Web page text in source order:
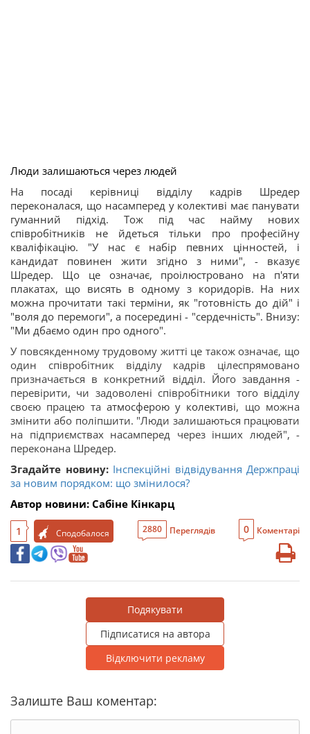
Люди залишаються через людей
На посаді керівниці відділу кадрів Шредер
переконалася, що насамперед у колективі має панувати
гуманний підхід. Тож під час найму нових
співробітників не йдеться тільки про професійну
кваліфікацію. "У нас є набір певних цінностей, і
кандидат повинен жити згідно з ними", - вказує
Шредер. Що це означає, проілюстровано на п'яти
плакатах, що висять в одному з коридорів. На них
можна прочитати такі терміни, як "готовність до дій" і
"воля до перемоги", а посередині - "сердечність". Внизу:
"Ми дбаємо один про одного".
У повсякденному трудовому житті це також означає, що
один співробітник відділу кадрів цілеспрямовано
призначається в конкретний відділ. Його завдання -
перевірити, чи задоволені співробітники того відділу
своєю працею та атмосферою у колективі, що можна
змінити або поліпшити. "Люди залишаються працювати
на підприємствах насамперед через інших людей", -
переконана Шредер.
Згадайте новину: Інспекційні відвідування Держпраці
за новим порядком: що змінилося?
Автор новини: Сабіне Кінкарц
1 Сподобалося 2880 Переглядів 0 Коментарі
Подякувати
Підписатися на автора
Відключити рекламу
Залиште Ваш коментар: